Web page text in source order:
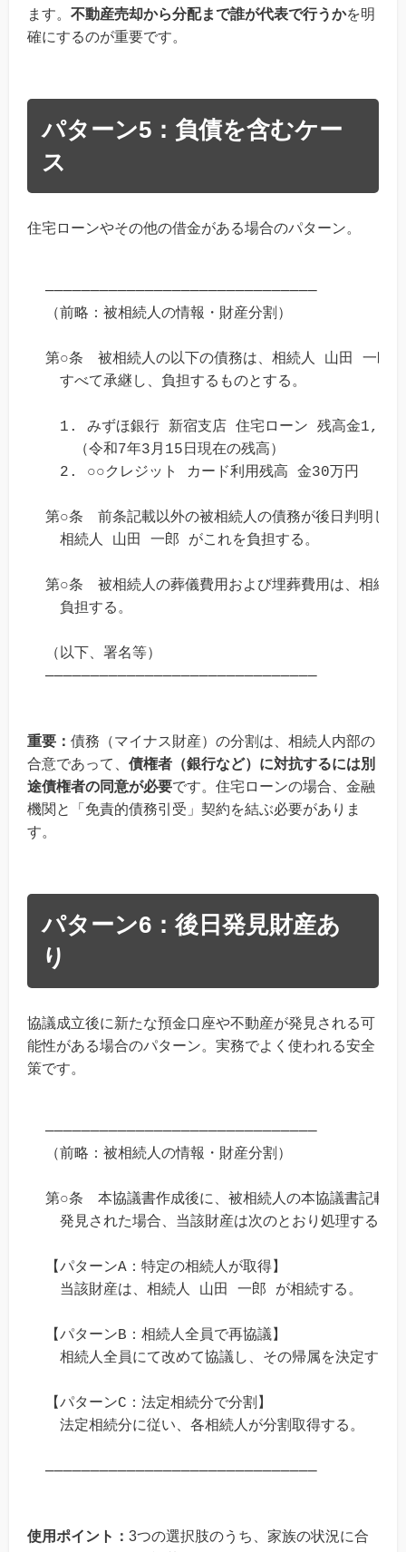
ます。 不動産売却から分配まで誰が代表で行うかを明
確にするのが重要です。
パターン5：負債を含むケー
ス
住宅ローンやその他の借金がある場合のパターン。
──────────────────────────────
（前略：被相続人の情報・財産分割）
第○条　被相続人の以下の債務は、相続人 山田 一郎
すべて承継し、負担するものとする。
1. みずほ銀行 新宿支店 住宅ローン 残高金1,500
（令和7年3月15日現在の残高）
2. ○○クレジット カード利用残高 金30万円
第○条　前条記載以外の被相続人の債務が後日判明し
相続人 山田 一郎 がこれを負担する。
第○条　被相続人の葬儀費用および埋葬費用は、相続
負担する。
（以下、署名等）
重要： 債務（マイナス財産）の分割は、相続人内部の
合意であって、 債権者（銀行など）に対抗するには別
途債権者の同意が必要です。住宅ローンの場合、金融
機関と「免責的債務引受」契約を結ぶ必要がありま
す。
パターン6：後日発見財産あ
り
協議成立後に新たな預金口座や不動産が発見される可
能性がある場合のパターン。実務でよく使われる安全
策です。
──────────────────────────────
（前略：被相続人の情報・財産分割）
第○条　本協議書作成後に、被相続人の本協議書記載
発見された場合、当該財産は次のとおり処理する。
【パターンA：特定の相続人が取得】
当該財産は、相続人 山田 一郎 が相続する。
【パターンB：相続人全員で再協議】
相続人全員にて改めて協議し、その帰属を決定する
【パターンC：法定相続分で分割】
法定相続分に従い、各相続人が分割取得する。
使用ポイント： 3つの選択肢のうち、家族の状況に合